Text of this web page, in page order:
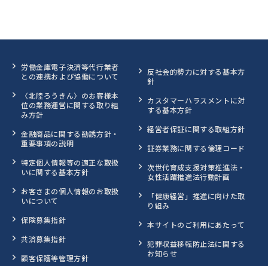
労働金庫電子決済等代行業者
との連携および協働について
〈北陸ろうきん〉のお客様本
位の業務運営に関する取り組
み方針
金融商品に関する勧誘方針・
重要事項の説明
特定個人情報等の適正な取扱
いに関する基本方針
お客さまの個人情報のお取扱
いについて
保険募集指針
共済募集指針
顧客保護等管理方針
反社会的勢力に対する基本方
針
カスタマーハラスメントに対
する基本方針
経営者保証に関する取組方針
証券業務に関する倫理コード
次世代育成支援対策推進法・
女性活躍推進法行動計画
「健康経営」推進に向けた取
り組み
本サイトのご利用にあたって
犯罪収益移転防止法に関する
お知らせ